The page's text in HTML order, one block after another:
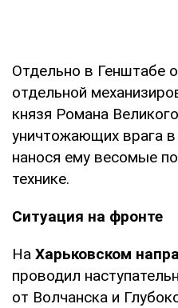
Отдельно в Генштабе
отдельной
князя Романа
уничтожающих врага
нанося ему весомые
технике.
Ситуация на фронте
На Харьковском
проводил
от Волчанска и